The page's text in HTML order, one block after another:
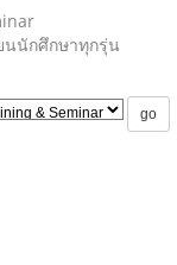
นนักศึกษาทุกรุ่น